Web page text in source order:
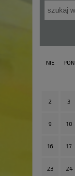
NIE PON
2 3
9 10
16 17
23 24